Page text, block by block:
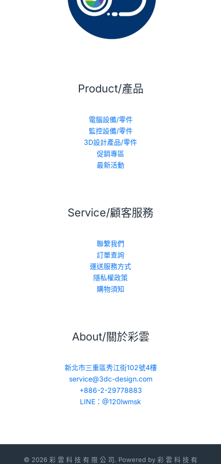
Product/產品
電腦設備/零件
監控設備/零件
3D設計產品/零件
促銷專區
最新活動
Service/顧客服務
聯繫我們
訂單查詢
運送服務方式
隱私權政策
購物須知
About/關於彩雲
新北市三重區秀江街102號4樓
service@3dc-design.com
+886-2-29778883
LINE：@120lwmsk
© 2026 彩 雲 科 技 有 限 公 司. Powered by 彩 雲 科 技 有